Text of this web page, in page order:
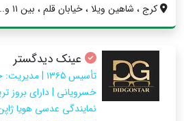
کرج ، شاهین ویلا ، خیابان قلم ، بین ۱۱ و...
عینک دیدگستر
تأسیس ١٣٦٥ |
خسرویانی | دارای بروز
نمایندگی عدسی هویا